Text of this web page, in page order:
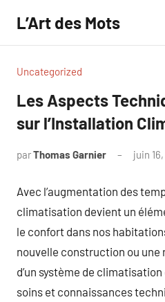
contenu
L’Art des Mots
Uncategorized
Les Aspects
sur l’Installation
parThomas Garnier juin
Avec l’augmentation des
climatisation devient un
le confort dans nos
nouvelle construction ou une
d’un système de
soins et connaissances